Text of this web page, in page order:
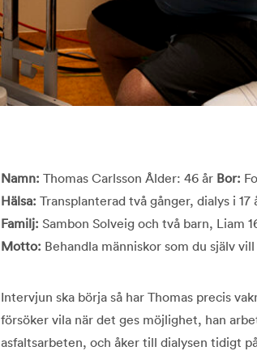
Namn: Thomas Carlsson Ålder: 46 år Bor:
Hälsa: Transplanterad två gånger, dialys i 17
Familj: Sambon Solveig och två barn, Liam
Motto: Behandla människor som du själv
Intervjun ska börja så har Thomas precis
försöker vila när det ges möjlighet, han
asfaltsarbeten, och åker till dialysen tidigt